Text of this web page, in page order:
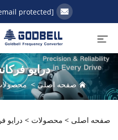
[email protected]
درایو
صفحه اصلی>
صفحه اصلی > محصولات > درایو